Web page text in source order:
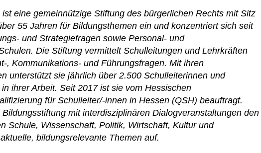
eine gemeinnützige Stiftung des bürgerlichen Rechts mit Sitz
55 Jahren für Bildungsthemen ein und konzentriert sich seit
und Strategiefragen sowie Personal- und
Die Stiftung vermittelt Schulleitungen und Lehrkräften
, Kommunikations- und Führungsfragen. Mit ihren
unterstützt sie jährlich über 2.500 Schulleiterinnen und
ihrer Arbeit. Seit 2017 ist sie vom Hessischen
für Schulleiter/-innen in Hessen (QSH) beauftragt.
mit interdisziplinären Dialogveranstaltungen den
Schule, Wissenschaft, Politik, Wirtschaft, Kultur und
bildungsrelevante Themen auf.